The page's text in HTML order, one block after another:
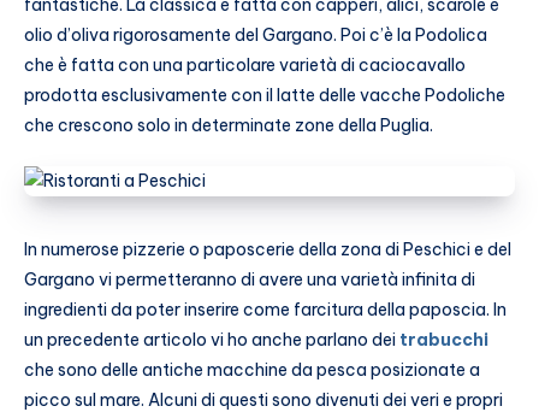
fantastiche. La classica è fatta con capperi, alici, scarole e
olio d’oliva rigorosamente del Gargano. Poi c’è la Podolica
che è fatta con una particolare varietà di caciocavallo
prodotta esclusivamente con il latte delle vacche Podoliche
che crescono solo in determinate zone della Puglia.
In numerose pizzerie o paposcerie della zona di Peschici e del
Gargano vi permetteranno di avere una varietà infinita di
ingredienti da poter inserire come farcitura della paposcia. In
un precedente articolo vi ho anche parlano dei trabucchi
che sono delle antiche macchine da pesca posizionate a
picco sul mare. Alcuni di questi sono divenuti dei veri e propri